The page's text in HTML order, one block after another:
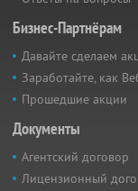
Бизнес-Партнёрам
Давайте сделаем
Заработайте, как
Прошедшие акции
Документы
Агентский договор
Лицензионный